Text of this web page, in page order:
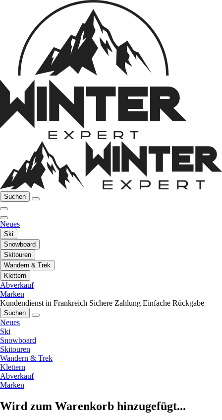
Suchen
Neues
Ski
Snowboard
Skitouren
Wandern & Trek
Klettern
Abverkauf
Marken
Kundendienst in Frankreich Sichere Zahlung Einfache Rückgabe
Suchen
Neues
Ski
Snowboard
Skitouren
Wandern & Trek
Klettern
Abverkauf
Marken
Wird zum Warenkorb hinzugefügt...